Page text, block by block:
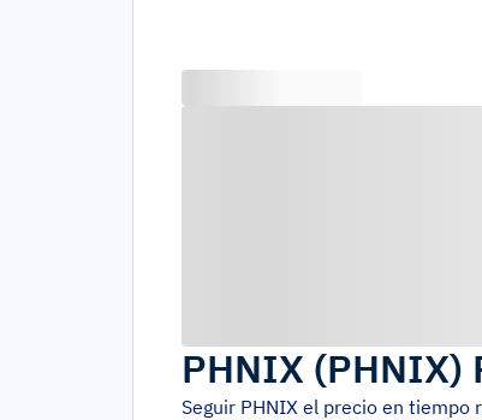
PHNIX (PHNIX)
Seguir PHNIX el precio en tiempo